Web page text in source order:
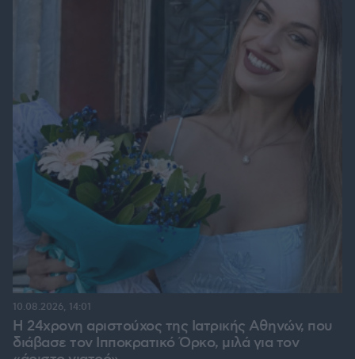
Η 24χρονη αριστούχος της Ιατρικής Αθηνών, που
διάβασε τον Ιπποκρατικό Όρκο, μιλά για τον
10.08.2026, 14:01